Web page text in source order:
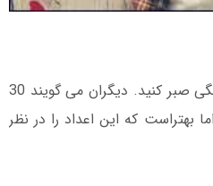
بسیاری از مشاوران ازدواج توصیه می کنند که برای ازدواج بهتراست تا 25 سالگی صبر کنید. دیگران می گویند 30
که این اعداد را در نظر